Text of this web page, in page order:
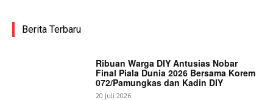
Berita Terbaru
Ribuan Warga DIY Antusias Nobar
Final Piala Dunia 2026 Bersama Korem
072/Pamungkas dan Kadin DIY
20 Juli 2026